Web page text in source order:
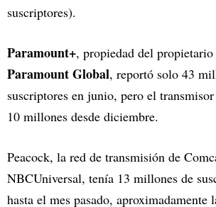
suscriptores).
Paramount+, propiedad del propietario
Paramount Global, reportó solo 43
suscriptores en junio, pero el
10 millones desde diciembre.
Peacock, la red de transmisión de
NBCUniversal, tenía 13 millones de
hasta el mes pasado, aproximadamente